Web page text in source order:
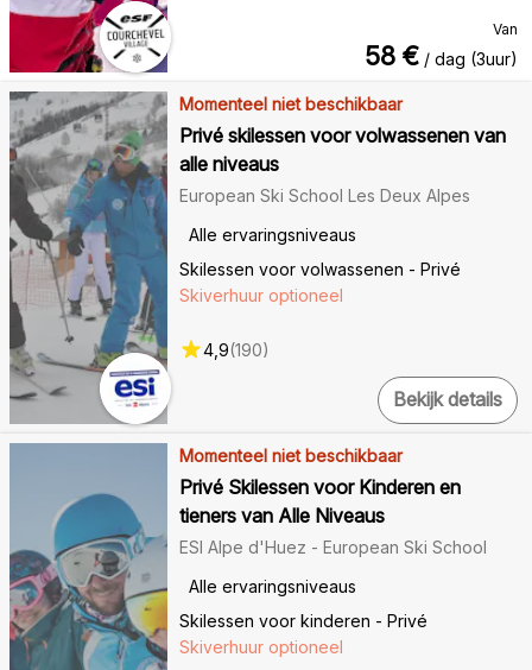
Van
58 € / dag (3uur)
Momenteel niet beschikbaar
Privé skilessen voor volwassenen van
alle niveaus
European Ski School Les Deux Alpes
Skilessen voor volwassenen - Privé
Alle ervaringsniveaus
Skiverhuur optioneel
4,9(190)
Bekijk details
Momenteel niet beschikbaar
Privé Skilessen voor Kinderen en
tieners van Alle Niveaus
ESI Alpe d'Huez - European Ski School
Skilessen voor kinderen - Privé
Alle ervaringsniveaus
Skiverhuur optioneel